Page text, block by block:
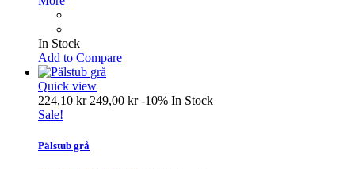
In Stock
Add to Compare
Quick view
224,10 kr 249,00 kr-10% In Stock
Sale!
Pälstub grå